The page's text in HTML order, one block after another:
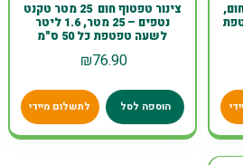
חום,
צינור טפטוף חום 25 מטר טקנט
נטפים – 25 מטר, 1.6 ליטר
לשעה טפטפת כל 50 ס"מ
₪76.90
הוספה לסל לתשלום מיידי